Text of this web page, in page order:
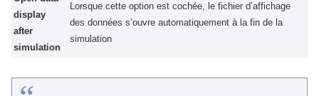
display
after
simulation
Lorsque cette option est cochée, le fichier d’affichage
des données s’ouvre automatiquement à la fin de la
simulation